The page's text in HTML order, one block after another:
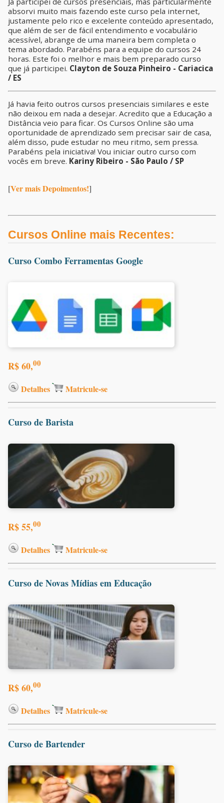
absorvi muito mais fazendo este curso pela internet,
justamente pelo rico e excelente conteúdo apresentado,
que além de ser de fácil entendimento e vocabulário
acessível, abrange de uma maneira bem completa o
tema abordado. Parabéns para a equipe do cursos 24
horas. Este foi o melhor e mais bem preparado curso
que já participei. Clayton de Souza Pinheiro - Cariacica
/ ES
Já havia feito outros cursos presenciais similares e este
não deixou em nada a desejar. Acredito que a Educação a
Distância veio para ficar. Os Cursos Online são uma
oportunidade de aprendizado sem precisar sair de casa,
além disso, pude estudar no meu ritmo, sem pressa.
Parabéns pela iniciativa! Vou iniciar outro curso com
vocês em breve. Kariny Ribeiro - São Paulo / SP
[Ver mais Depoimentos!]
Cursos Online mais Recentes:
Curso Combo Ferramentas Google
R$ 60,00
Detalhes Matricule-se
Curso de Barista
R$ 55,00
Detalhes Matricule-se
Curso de Novas Mídias em Educação
R$ 60,00
Detalhes Matricule-se
Curso de Bartender